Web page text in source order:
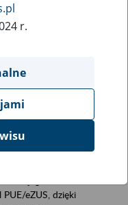
eZUS, dzięki
r.